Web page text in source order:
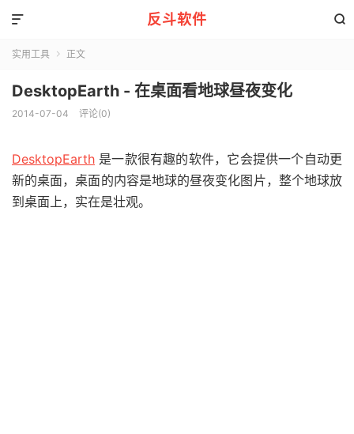
反斗软件 

实用工具  正文
DesktopEarth - 在桌面看地球昼夜变化
2014-07-04 评论(0)
DesktopEarth 是一款很有趣的软件，它会提供一个自动更
新的桌面，桌面的内容是地球的昼夜变化图片，整个地球放
到桌面上，实在是壮观。